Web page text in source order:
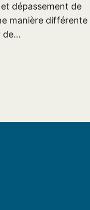
dépassement de
manière différente
de…